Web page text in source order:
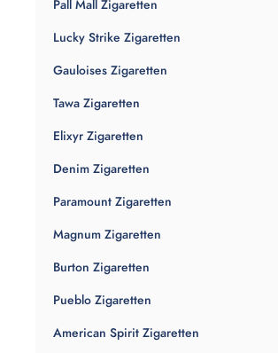
Pall Mall Zigaretten
Lucky Strike Zigaretten
Gauloises Zigaretten
Tawa Zigaretten
Elixyr Zigaretten
Denim Zigaretten
Paramount Zigaretten
Magnum Zigaretten
Burton Zigaretten
Pueblo Zigaretten
American Spirit Zigaretten